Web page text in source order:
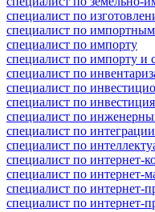
специалист по
специалист по
специалист по импорту
специалист по импорту и
специалист по
специалист по
специалист по
специалист по
специалист по интеграции
специалист по
специалист по интернет-
специалист по интернет-
специалист по интернет-
специалист по интернет-